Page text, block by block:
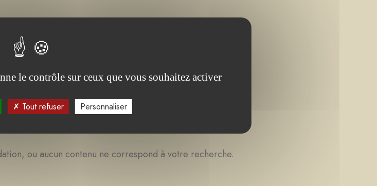
TERMINÉ APPEL(S) À PROJET
ou aucun contenu ne correspond à votre recherche.
le contrôle sur ceux que vous souhaitez activer
Tout refuser Personnaliser